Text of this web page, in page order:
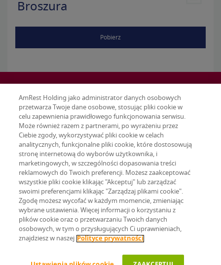
Broszura
Pobierz
Terms & conditions
Privacy policy
Ustawienia plików cookie
AmRest Holding jako administrator danych osobowych
przetwarza Twoje dane osobowe, stosując pliki cookie w
celu zapewnienia prawidłowego funkcjonowania serwisu.
Może również razem z partnerami, po wyrażeniu przez
Ciebie zgody, wykorzystywać pliki cookie w celach
analitycznych, funkcjonalne pliki cookie, które dostosowują
stronę internetową do wyborów użytkownika, i
marketingowych, w szczególności dopasowania treści
reklamowych do Twoich preferencji. Możesz zaakceptować
wszystkie pliki cookie klikając "Akceptuj" lub zarządzać
swoimi preferencjami klikając "Zarządzaj plikami cookie".
Zgodę możesz wycofać w każdym momencie, zmieniając
wybrane ustawienia. Więcej informacji o korzystaniu z
plików cookie oraz o przetwarzaniu Twoich danych
osobowych, w tym o przysługujących Ci uprawnieniach,
znajdziesz w naszej
Polityce prywatności